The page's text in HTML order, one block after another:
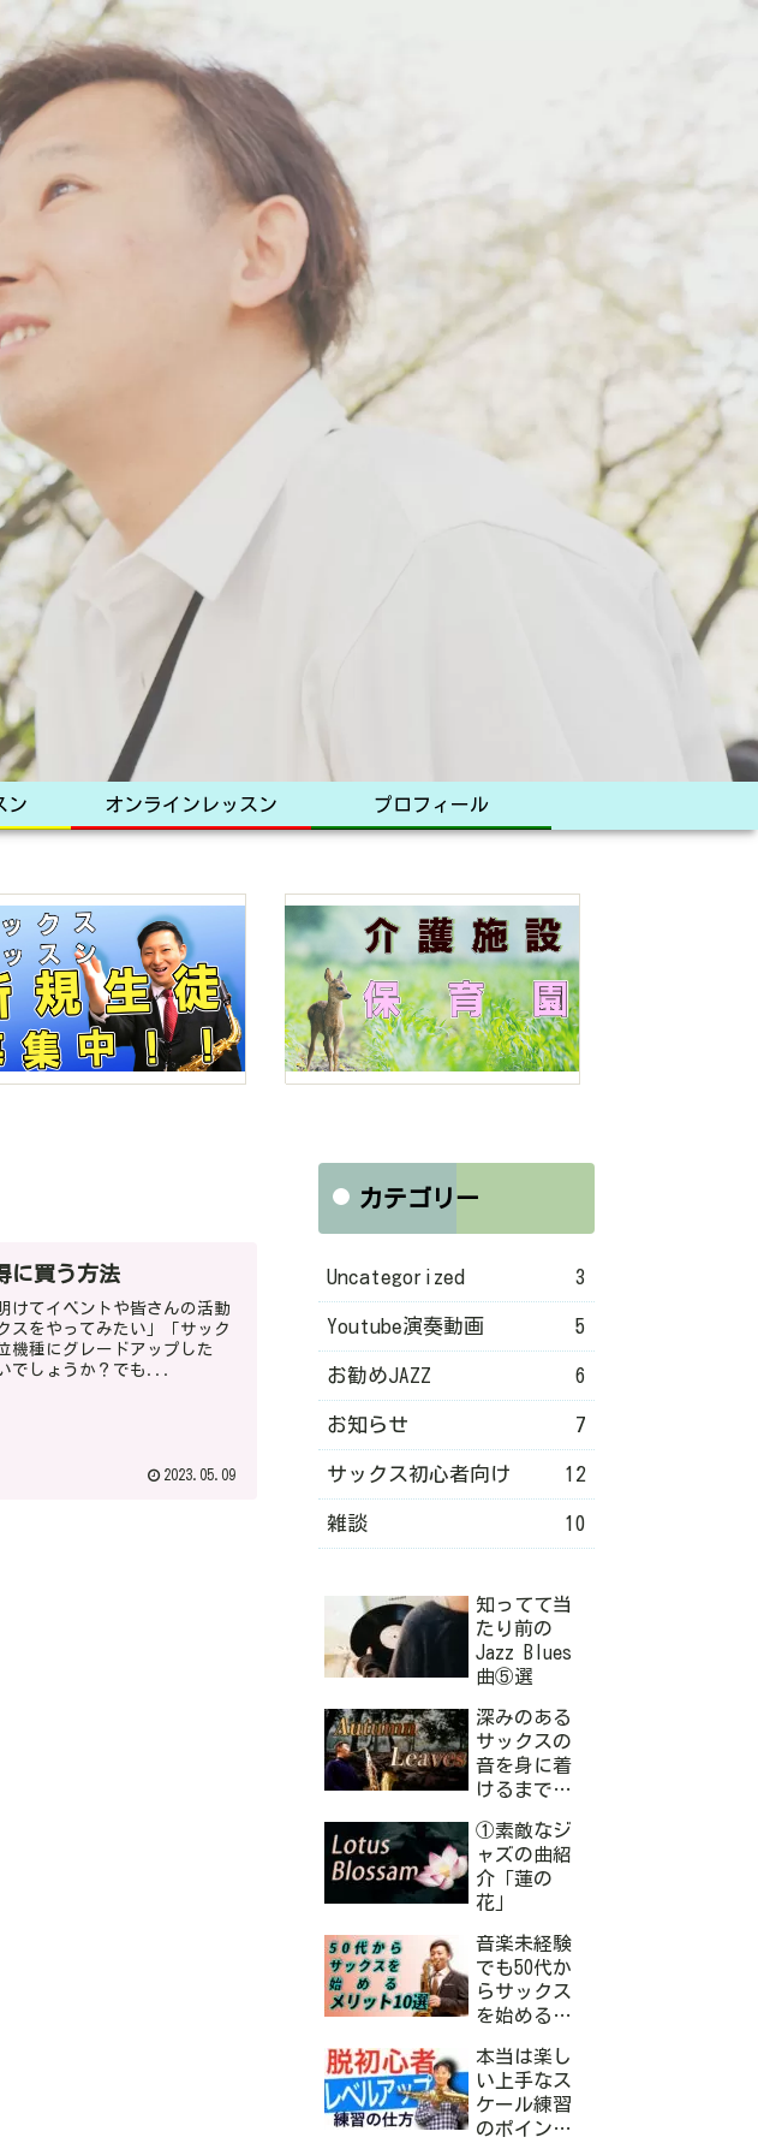
ン オンラインレッスン プロフィール
に買う方法
けてイベントや皆さんの活動
スをやってみたい」「サック
機種にグレードアップした
でしょうか？でも...
2023.05.09
カテゴリー
Uncategorized 3
Youtube演奏動画 5
お勧めJAZZ 6
お知らせ 7
サックス初心者向け 12
雑談 10
知ってて当
たり前の
Jazz Blues
曲⑤選
深みのある
サックスの
音を身に着
けるまでの
①素敵なジ
ャズの曲紹
介「蓮の
花」
音楽未経験
でも50代か
らサックス
を始めるメ
選
本当は楽し
い上手なス
ケール練習
のポイント3